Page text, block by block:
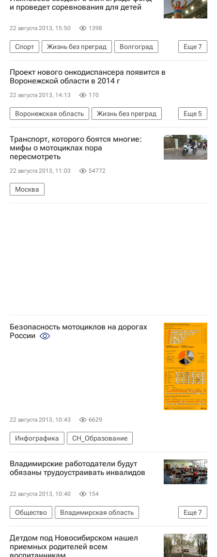
и проведет соревнования для детей
22 августа 2013, 15:50 1398
Еще7
Спорт Жизнь без преград
Волгоград
Европа
Волгоградская область
Весь мир
Южный ФО
Елена Исинбаева
Детские вопросы
Россия
Проект нового онкодиспансера появится в
Воронежской области в 2014 г
22 августа 2013, 14:13 170
Еще5
Воронежская область
Жизнь без преград
Воронеж
Европа
Центральный ФО
Весь мир
Россия
Транспорт, которого боятся многие:
мифы о мотоциклах пора
пересмотреть
22 августа 2013, 11:03 54772
Москва
Безопасность мотоциклов на дорогах
России
22 августа 2013, 10:43 6629
Инфографика СН_Образование
Владимирские работодатели будут
обязаны трудоустраивать инвалидов
22 августа 2013, 10:40 154
Еще7
Общество
Владимирская область
Жизнь без преград
Европа
Центральный ФО
Весь мир
Детдом под Новосибирском нашел
приемных родителей всем